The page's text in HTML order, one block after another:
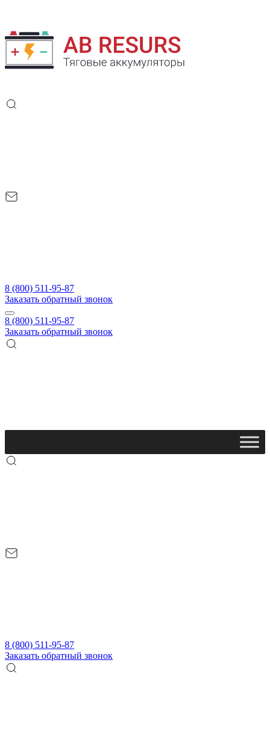
8 (800) 511-95-87
Заказать обратный звонок
8 (800) 511-95-87
Заказать обратный звонок
8 (800) 511-95-87
Заказать обратный звонок